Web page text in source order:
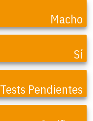
Macho
Sí
Tests Pendientes